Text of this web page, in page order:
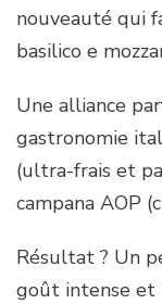
nouveauté qui
basilico e
Une alliance
gastronomie
(ultra-frais et
campana AOP
Résultat ? Un
goût intense et